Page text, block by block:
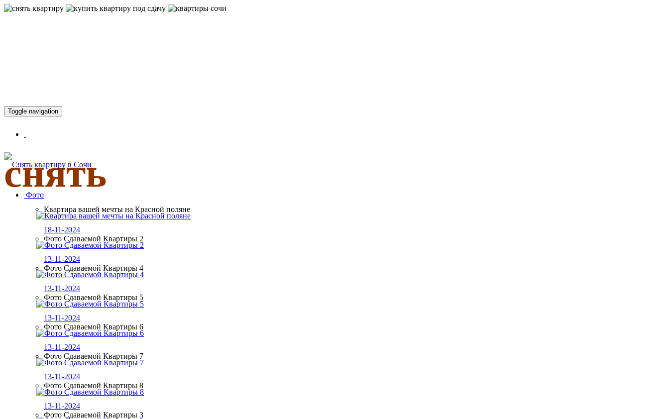
снять
Toggle navigation
Фото
Квартира вашей мечты на Красной поляне
18-11-2024
Фото Сдаваемой Квартиры 2
13-11-2024
Фото Сдаваемой Квартиры 4
13-11-2024
Фото Сдаваемой Квартиры 5
13-11-2024
Фото Сдаваемой Квартиры 6
13-11-2024
Фото Сдаваемой Квартиры 7
13-11-2024
Фото Сдаваемой Квартиры 8
13-11-2024
Фото Сдаваемой Квартиры 3